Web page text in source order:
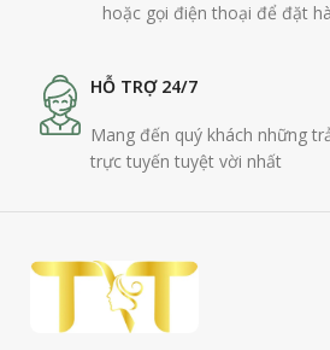
hoặc gọi điện thoại để đặt
HỖ TRỢ 24/7
Mang đến quý khách những
trực tuyến tuyệt vời nhất